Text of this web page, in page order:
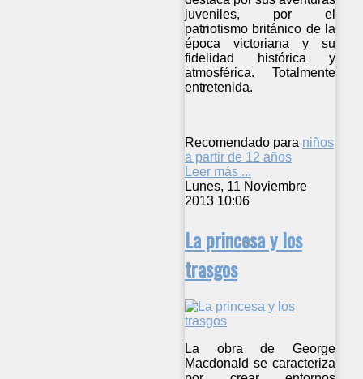
juveniles, por el
patriotismo británico de la
época victoriana y su
fidelidad histórica y
atmosférica. Totalmente
entretenida.
Recomendado para niños
a partir de 12 años
Leer más ...
Lunes, 11 Noviembre
2013 10:06
La princesa y los
trasgos
La obra de George
Macdonald se caracteriza